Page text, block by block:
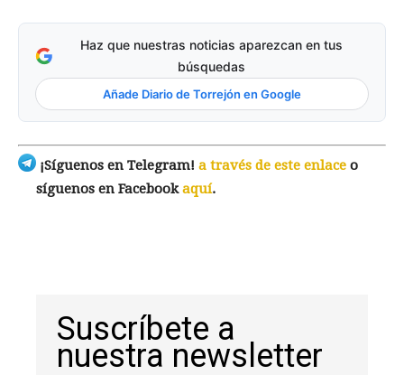
Haz que nuestras noticias aparezcan en tus
búsquedas
Añade Diario de Torrejón en Google
¡Síguenos en Telegram! a través de este enlace o
síguenos en Facebookaquí.
Suscríbete a
nuestra newsletter